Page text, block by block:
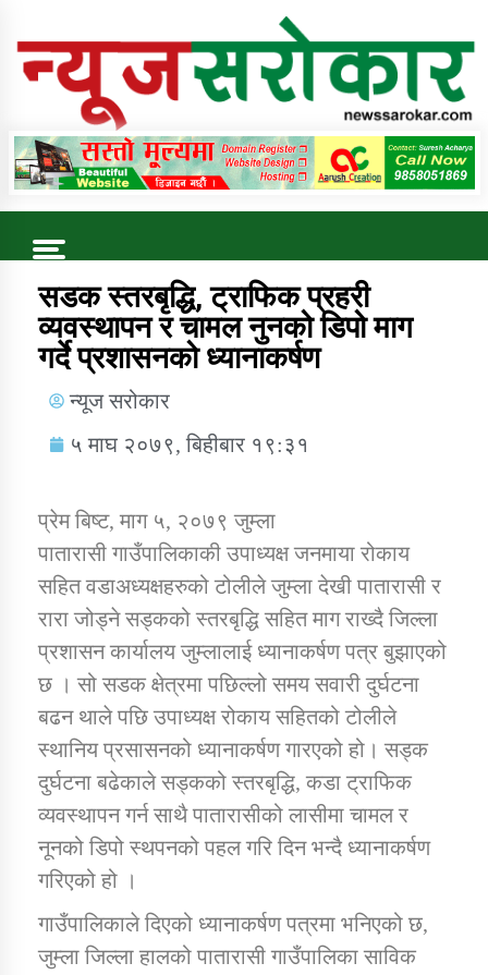
Online News Portal
Trending Now
कुषि बिकास कार्यालय जुम्ला सुचना सन्देश
डिभिजन कार्यालय जुम्लाको सुचना सन्देश
कर्णाली प्रविधि शिक्षालय जुम्लाको सुचना
सामाजिक बिकास कार्यालय जुम्लाकाे सुचना
सडक स्तरबृद्धि, ट्राफिक प्रहरी
व्यवस्थापन र चामल नुनको डिपो माग
गर्दे प्रशासनको ध्यानाकर्षण
न्यूज सरोकार
५ माघ २०७९, बिहीबार १९:३१
प्रेम बिष्ट, माग ५, २०७९ जुम्ला
पातारासी गाउँपालिकाकी उपाध्यक्ष जनमाया रोकाय
सहित वडाअध्यक्षहरुको टोलीले जुम्ला देखी पातारासी र
रारा जोड्ने सड्कको स्तरबृद्धि सहित माग राख्दै जिल्ला
प्रशासन कार्यालय जुम्लालाई ध्यानाकर्षण पत्र बुझाएको
छ । सो सडक क्षेत्रमा पछिल्लो समय सवारी दुर्घटना
बढन थाले पछि उपाध्यक्ष रोकाय सहितको टोलीले
स्थानिय प्रसासनको ध्यानाकर्षण गारएको हो। सड्क
दुर्घटना बढेकाले सड्कको स्तरबृद्धि, कडा ट्राफिक
व्यवस्थापन गर्न साथै पातारासीको लासीमा चामल र
नूनको डिपो स्थपनको पहल गरि दिन भन्दै ध्यानाकर्षण
गरिएको हो ।
गाउँपालिकाले दिएको ध्यानाकर्षण पत्रमा भनिएको छ,
जुम्ला जिल्ला हालको पातारासी गाउँपालिका साविक